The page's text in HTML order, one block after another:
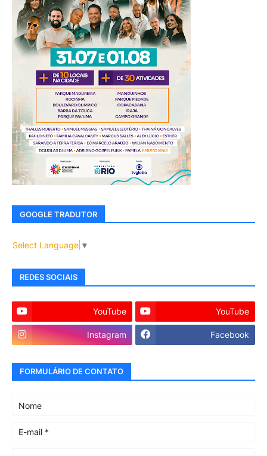
GOOGLE TRADUTOR
Select Language ▼
REDES SOCIAIS
YouTube YouTube
Instagram Facebook
FORMULÁRIO DE CONTATO